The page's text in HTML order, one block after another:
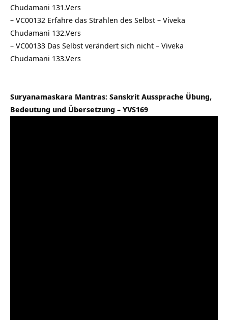
Chudamani 131.Vers
– VC00132 Erfahre das Strahlen des Selbst – Viveka
Chudamani 132.Vers
– VC00133 Das Selbst verändert sich nicht – Viveka
Chudamani 133.Vers
Suryanamaskara Mantras: Sanskrit Aussprache Übung,
Bedeutung und Übersetzung – YVS169